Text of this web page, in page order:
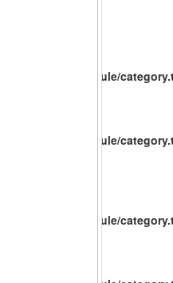
extension/module/
extension/module/
extension/module/